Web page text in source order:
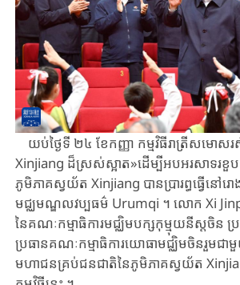
យប់​ថ្ងៃទី​ ២៤ ​ខែកញ្ញា ​កម្មវិធីរាត្រីសមោស
Xinjiang ​ដ៏​ស្រស់​ស្អាត»ដើម្បី​អបអរសាទរខួប​
ភូមិភាគ​ស្វយ័ត ​Xinjiang ​បាន​ប្រារព្ធ​ធ្វើ​នៅ​
មជ្ឈមណ្ឌលវប្បធម៌ ​Urumqi ​។ ​លោក ​Xi
នៃ​គណៈ​កម្មាធិការមជ្ឈិមបក្ស​កុម្មុយ​នីស្ត​ចិន ​ប្
ប្រធានគណៈ​កម្មា​ធិ​ការ​យោ​ធា​មជ្ឈិមចិន​រួមជា
មហាជនគ្រប់ជនជាតិ​នៃ​ភូមិភាគ​ស្វយ័ត